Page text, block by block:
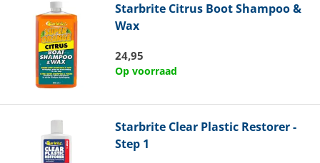
Starbrite Citrus Boot Shampoo &
Wax
24,95
Op voorraad
Starbrite Clear Plastic Restorer -
Step 1